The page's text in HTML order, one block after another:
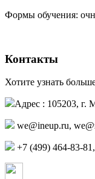
Формы обучения:
Контакты
Хотите узнать
Адрес : 105203, г.
we@ineup.ru,
+7 (499) 464-83-